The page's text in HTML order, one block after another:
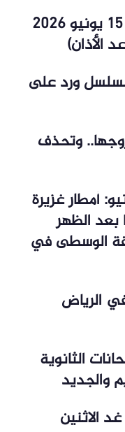
مواقيت الصلاة اليوم الإثنين 15 يونيو 2026
الأذان)
13 من مسلسل ورد على
وتحذف
ليوم 15 يونيو: أمطار غزيرة
بعد الظهر
الوسطى في
الرياض
الثانوية
الاثنين